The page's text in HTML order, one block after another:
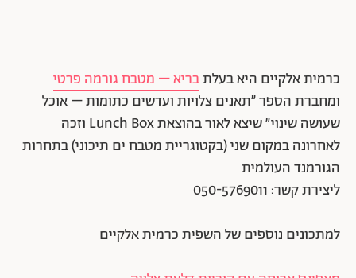
כרמית אלקיים היא בעלתבריא – מטבח גורמה פרטי
ומחברת הספר ״תאנים צלויות ועדשים כתומות – אוכל
שעושה שינוי״ שיצא לאור בהוצאת Lunch Box וזכה
לאחרונה במקום שני (בקטוגריית מטבח ים תיכוני) בתחרות
הגורמנד העולמית
ליצירת קשר: 050-5769011
למתכונים נוספים של השפית כרמית אלקיים